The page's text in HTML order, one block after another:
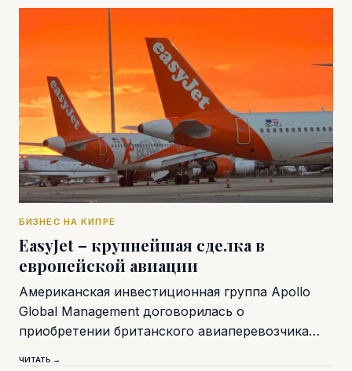
БИЗНЕС НА КИПРЕ
EasyJet – крупнейшая сделка в
европейской авиации
Американская инвестиционная группа Apollo
Global Management договорилась о
приобретении британского авиаперевозчика…
ЧИТАТЬ →